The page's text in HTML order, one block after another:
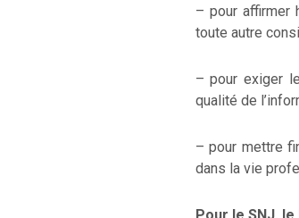
– pour affirmer
toute autre
– pour exiger
qualité de
– pour mettre
dans la vie